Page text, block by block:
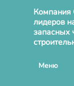
Компания
лидеров
запасных
Меню